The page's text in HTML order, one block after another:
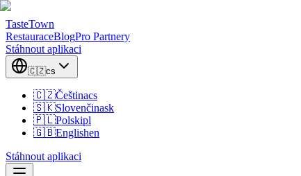
TasteTown
RestauraceBlogPro Partnery
Stáhnout aplikaci
🇨🇿cs
🇨🇿Češtinacs
🇸🇰Slovenčinask
🇵🇱Polskipl
🇬🇧Englishen
Stáhnout aplikaci